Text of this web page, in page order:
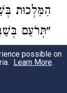
הַמַּלְכוּת
"תְּרֹעֵם
"יֹשְׁבֵי
יִשְׂרָאֵל
possible on
Learn More.